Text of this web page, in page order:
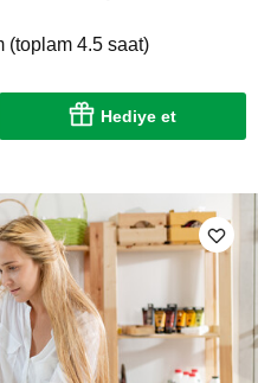
(toplam 4.5 saat)
Hediye et